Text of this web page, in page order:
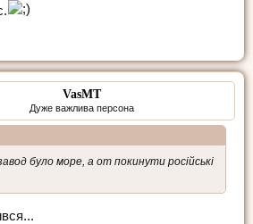
VasMT
Дуже важлива персона
було море, а от покинути російські